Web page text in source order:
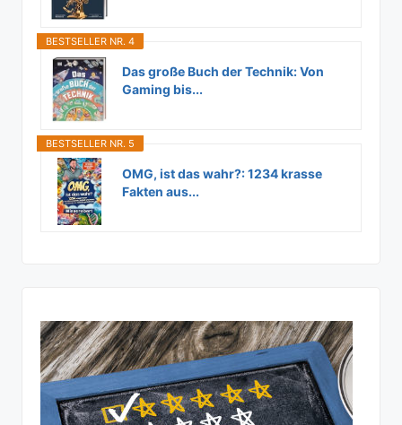
BESTSELLER NR. 4
Das große Buch der Technik: Von
Gaming bis...
BESTSELLER NR. 5
OMG, ist das wahr?: 1234 krasse
Fakten aus...